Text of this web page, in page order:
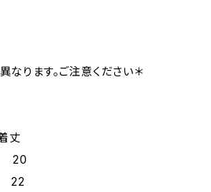
なります。ご注意ください＊
丈
20